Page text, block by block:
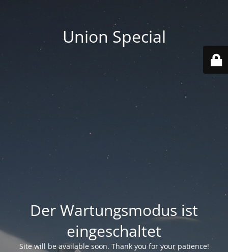
Union Special
Der Wartungsmodus ist
eingeschaltet
Site will be available soon. Thank you for your patience!